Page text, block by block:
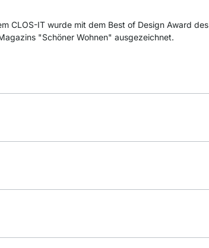
CLOS-IT wurde mit dem Best of Design Award des
"Schöner Wohnen" ausgezeichnet.